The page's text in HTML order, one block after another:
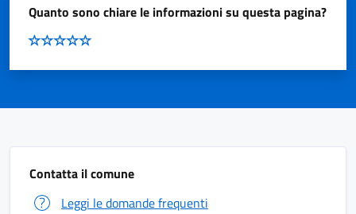
Quanto sono chiare le informazioni su questa pagina?
Contatta il comune
Leggi le domande frequenti